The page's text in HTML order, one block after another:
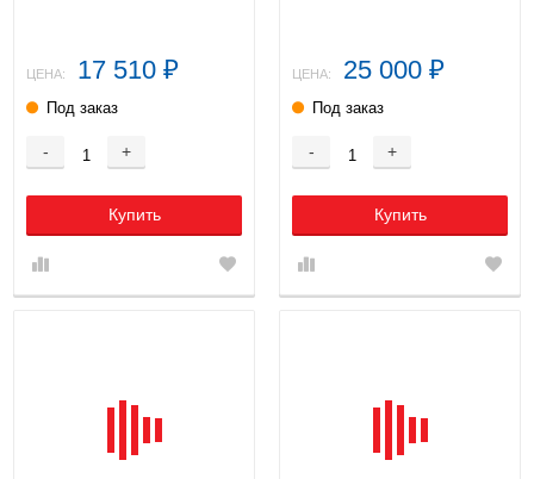
ЦЕНА: 17 510 ₽
Под заказ
- +
Купить
ЦЕНА: 25 000 ₽
Под заказ
- +
Купить